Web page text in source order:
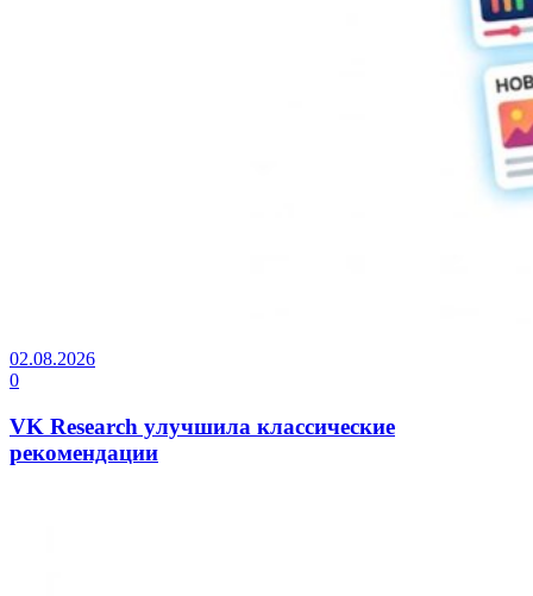
02.08.2026
0
VK Research улучшила классические
рекомендации